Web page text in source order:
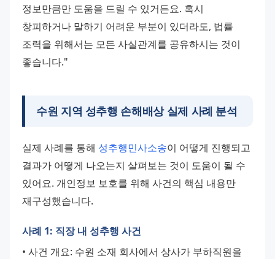
정보만큼만 도움을 드릴 수 있거든요. 혹시
창피하거나 말하기 어려운 부분이 있더라도, 법률
조력을 위해서는 모든 사실관계를 공유하시는 것이
좋습니다."
수원 지역 성추행 손해배상 실제 사례 분석
실제 사례를 통해 성추행민사소송이 어떻게 진행되고
결과가 어떻게 나오는지 살펴보는 것이 도움이 될 수
있어요. 개인정보 보호를 위해 사건의 핵심 내용만
재구성했습니다.
사례 1: 직장 내 성추행 사건
• 사건 개요: 수원 소재 회사에서 상사가 부하직원을